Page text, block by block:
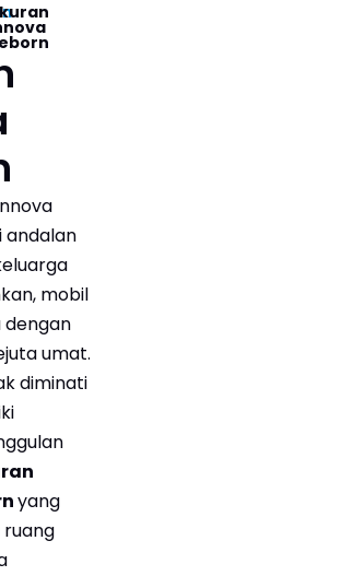
andalan
mobil
dengan
umat.
diminati
yang